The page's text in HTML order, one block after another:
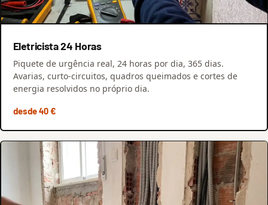
Eletricista 24 Horas
Piquete de urgência real, 24 horas por dia, 365 dias.
Avarias, curto-circuitos, quadros queimados e cortes de
energia resolvidos no próprio dia.
desde 40 €